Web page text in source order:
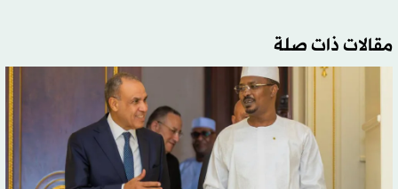
مقالات ذات صلة